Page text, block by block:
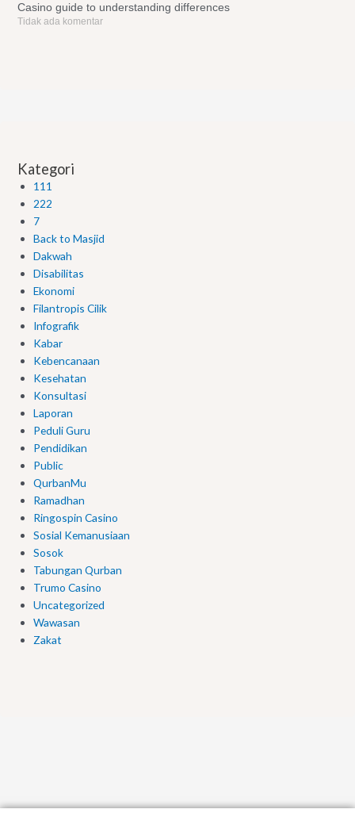
Casino guide to understanding differences
Tidak ada komentar
Kategori
111
222
7
Back to Masjid
Dakwah
Disabilitas
Ekonomi
Filantropis Cilik
Infografik
Kabar
Kebencanaan
Kesehatan
Konsultasi
Laporan
Peduli Guru
Pendidikan
Public
QurbanMu
Ramadhan
Ringospin Casino
Sosial Kemanusiaan
Sosok
Tabungan Qurban
Trumo Casino
Uncategorized
Wawasan
Zakat